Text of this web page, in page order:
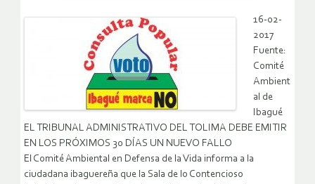
16-02-
2017
Fuente:
Comité
Ambient
al de
Ibagué
EL TRIBUNAL ADMINISTRATIVO DEL TOLIMA DEBE EMITIR
EN LOS PRÓXIMOS 30 DÍAS UN NUEVO FALLO
El Comité Ambiental en Defensa de la Vida informa a la
ciudadana ibaguereña que la Sala de lo Contencioso